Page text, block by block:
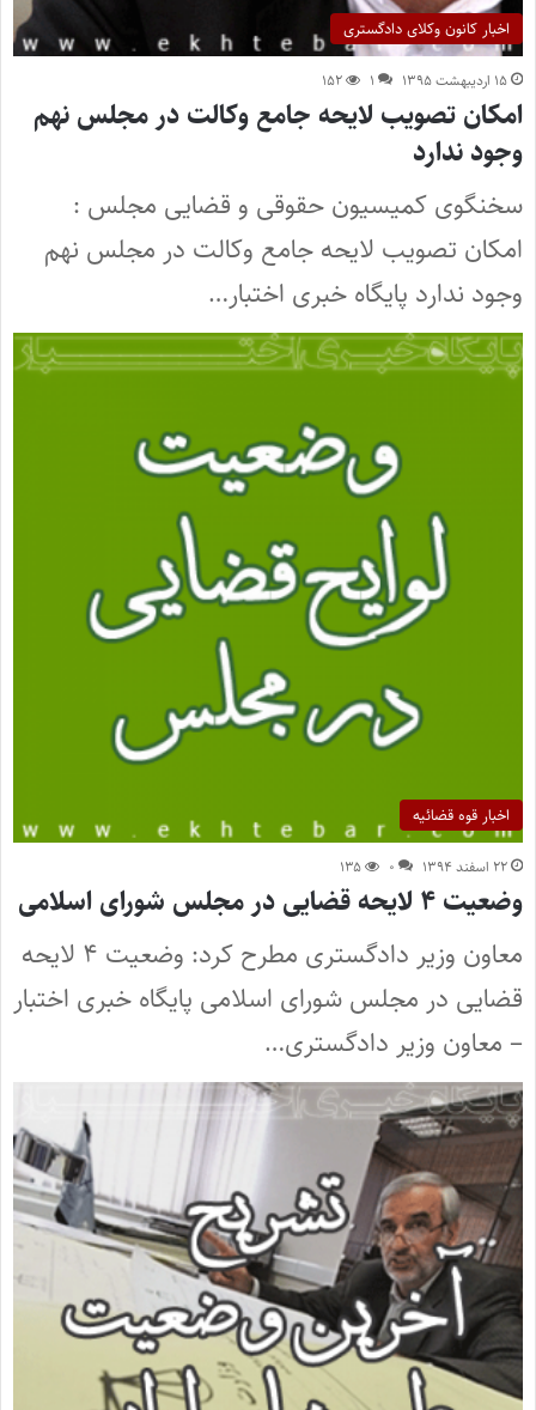
اخبار کانون وکلای دادگستری
۱۵ اردیبهشت ۱۳۹۵ ۱ ۱۵۲
امکان تصویب لایحه جامع وکالت در مجلس نهم
وجود ندارد
سخنگوی کمیسیون حقوقی و قضایی مجلس :
امکان تصویب لایحه جامع وکالت در مجلس نهم
وجود ندارد پایگاه خبری اختبار…
اخبار قوه قضائیه
۲۲ اسفند ۱۳۹۴ ۰ ۱۳۵
وضعیت ۴ لایحه قضایی در مجلس شورای اسلامی
معاون وزیر دادگستری مطرح کرد: وضعیت ۴ لایحه
قضایی در مجلس شورای اسلامی پایگاه خبری اختبار
– معاون وزیر دادگستری…